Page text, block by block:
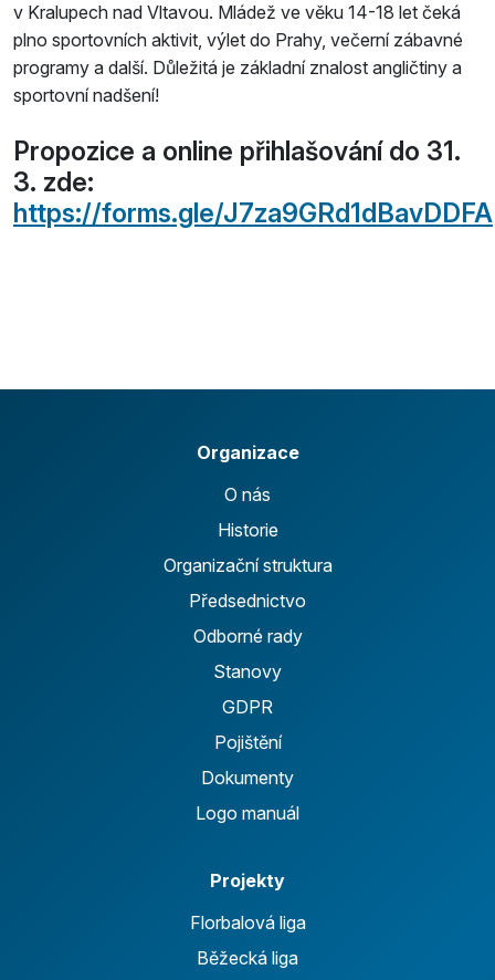
v Kralupech nad Vltavou. Mládež ve věku 14-18 let čeká
plno sportovních aktivit, výlet do Prahy, večerní zábavné
programy a další. Důležitá je základní znalost angličtiny a
sportovní nadšení!
Propozice a online přihlašování do 31.
3. zde:
https://forms.gle/J7za9GRd1dBavDDFA
Organizace
O nás
Historie
Organizační struktura
Předsednictvo
Odborné rady
Stanovy
GDPR
Pojištění
Dokumenty
Logo manuál
Projekty
Florbalová liga
Běžecká liga